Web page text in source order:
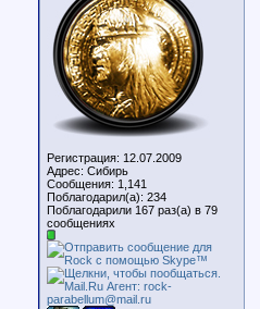
Регистрация: 12.07.2009
Адрес: Сибирь
Сообщения: 1,141
Поблагодарил(а): 234
Поблагодарили 167 раз(а) в 79
сообщениях